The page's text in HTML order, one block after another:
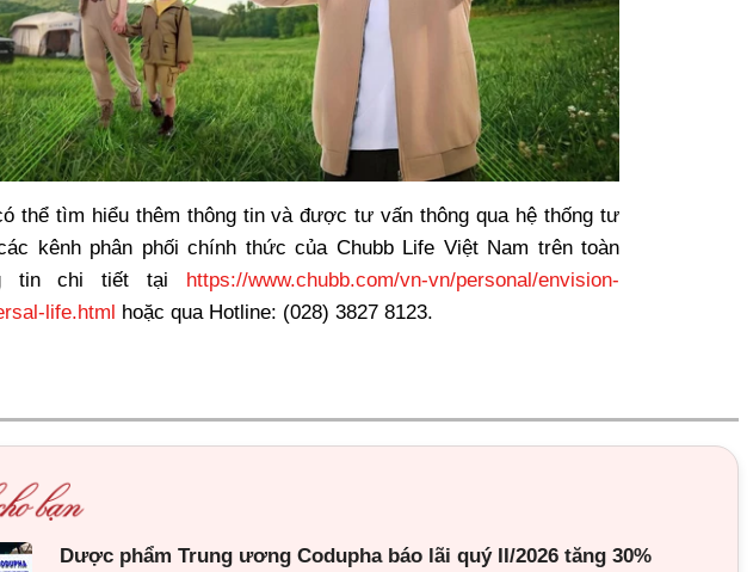
thể tìm hiểu thêm thông tin và được tư vấn thông qua hệ thống tư
kênh phân phối chính thức của Chubb Life Việt Nam trên toàn
tin chi tiết tại
https://www.chubb.com/vn-vn/personal/envision-
life.html
hoặc qua Hotline: (028) 3827 8123.
Dược phẩm Trung ương Codupha báo lãi quý II/2026 tăng 30%